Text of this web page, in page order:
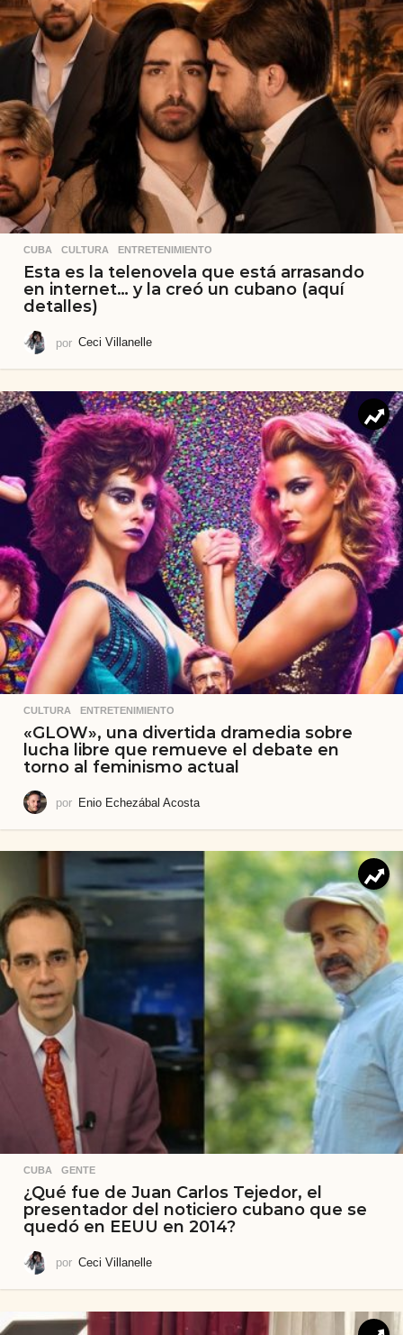
CUBA ,CULTURA ,ENTRETENIMIENTO
Esta es la telenovela que está arrasando
en internet… y la creó un cubano (aquí
detalles)
por Ceci Villanelle
CULTURA ,ENTRETENIMIENTO
«GLOW», una divertida dramedia sobre
lucha libre que remueve el debate en
torno al feminismo actual
por Enio Echezábal Acosta
CUBA ,GENTE
¿Qué fue de Juan Carlos Tejedor, el
presentador del noticiero cubano que se
quedó en EEUU en 2014?
por Ceci Villanelle